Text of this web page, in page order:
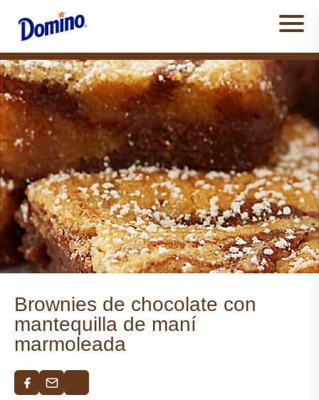
Brownies de chocolate con
mantequilla de maní
marmoleada​